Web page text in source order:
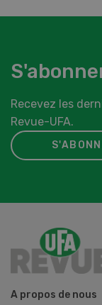
Recevez les
Revue-UFA.
A propos de nous